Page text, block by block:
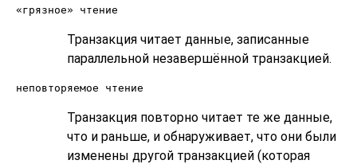
«грязное» чтение
Транзакция читает данные, записанные
параллельной незавершённой транзакцией.
неповторяемое чтение
Транзакция повторно читает те же данные,
что и раньше, и обнаруживает, что они были
изменены другой транзакцией (которая